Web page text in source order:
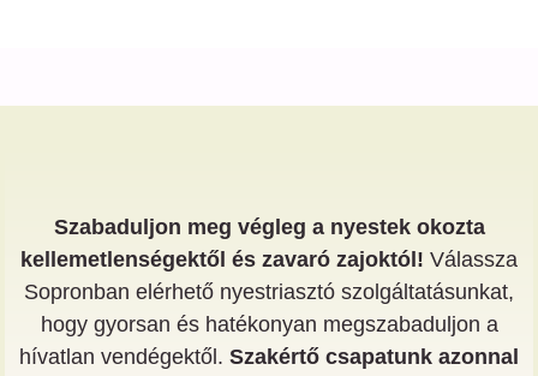
Szabaduljon meg végleg a nyestek okozta
kellemetlenségektől és zavaró zajoktól! Válassza
Sopronban elérhető nyestriasztó szolgáltatásunkat,
hogy gyorsan és hatékonyan megszabaduljon a
hívatlan vendégektől. Szakértő csapatunk azonnal